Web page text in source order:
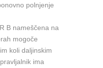
polnjenje
B nameščena na
mogoče
koli daljinskim
ima